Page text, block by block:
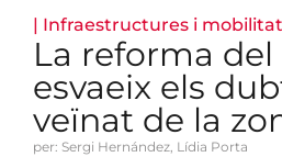
| Infraestructures i mobilitat
La reforma
esvaeix els
veïnat de la
per: Sergi Hernández, Lídia Porta